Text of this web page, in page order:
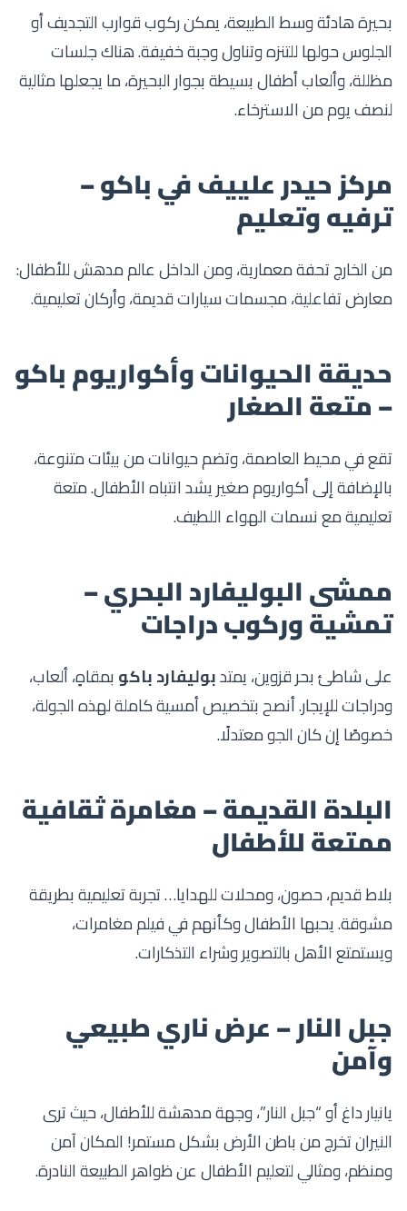
بحيرة هادئة وسط الطبيعة، يمكن ركوب قوارب التجديف أو
الجلوس حولها للتنزه وتناول وجبة خفيفة. هناك جلسات
مظللة، وألعاب أطفال بسيطة بجوار البحيرة، ما يجعلها مثالية
لنصف يوم من الاسترخاء.
مركز حيدر علييف في باكو –
ترفيه وتعليم
من الخارج تحفة معمارية، ومن الداخل عالم مدهش للأطفال:
معارض تفاعلية، مجسمات سيارات قديمة، وأركان تعليمية.
حديقة الحيوانات وأكواريوم باكو
– متعة الصغار
تقع في محيط العاصمة، وتضم حيوانات من بيئات متنوعة،
بالإضافة إلى أكواريوم صغير يشد انتباه الأطفال. متعة
تعليمية مع نسمات الهواء اللطيف.
ممشى البوليفارد البحري –
تمشية وركوب دراجات
على شاطئ بحر قزوين، يمتدبوليفارد باكو بمقاهٍ، ألعاب،
ودراجات للإيجار. أنصح بتخصيص أمسية كاملة لهذه الجولة،
خصوصًا إن كان الجو معتدلًا.
البلدة القديمة – مغامرة ثقافية
ممتعة للأطفال
بلاط قديم، حصون، ومحلات للهدايا… تجربة تعليمية بطريقة
مشوقة. يحبها الأطفال وكأنهم في فيلم مغامرات،
ويستمتع الأهل بالتصوير وشراء التذكارات.
جبل النار – عرض ناري طبيعي
وآمن
يانيار داغ أو “جبل النار”، وجهة مدهشة للأطفال، حيث ترى
النيران تخرج من باطن الأرض بشكل مستمر! المكان آمن
ومنظم، ومثالي لتعليم الأطفال عن ظواهر الطبيعة النادرة.